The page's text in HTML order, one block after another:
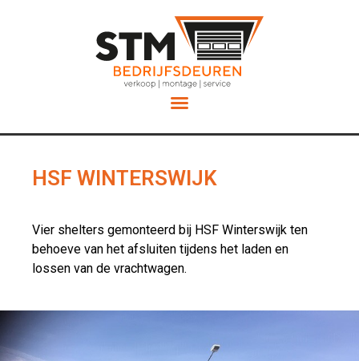
HSF WINTERSWIJK
Vier shelters gemonteerd bij HSF Winterswijk ten
behoeve van het afsluiten tijdens het laden en
lossen van de vrachtwagen.